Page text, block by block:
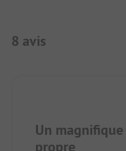
8 avis
Un
propre